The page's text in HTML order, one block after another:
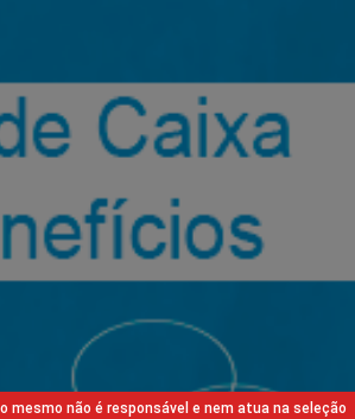
mesmo não é responsável e nem atua na seleção